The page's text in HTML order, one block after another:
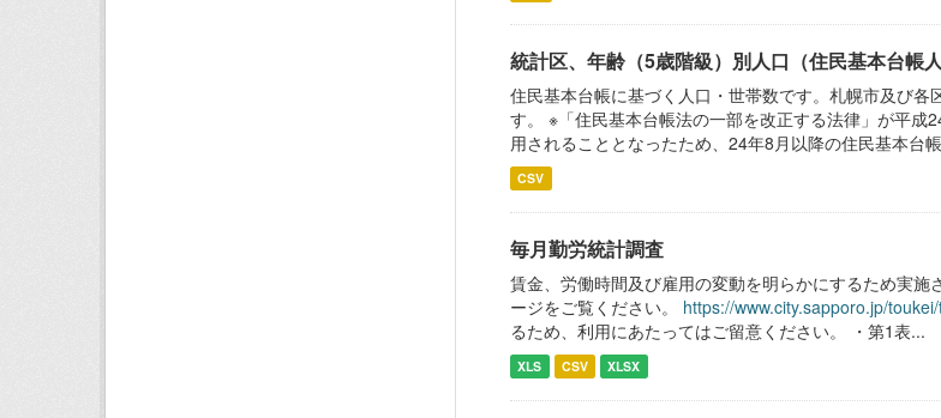
統計区、年齢（5歳階級）別人口（住民基本台帳人
住民基本台帳に基づく人口・世帯数です。札幌市及び
す。 ※「住民基本台帳法の一部を改正する法律」が平
用されることとなったため、24年8月以降の住民基本台
CSV
毎月勤労統計調査
賃金、労働時間及び雇用の変動を明らかにするため実
ージをご覧ください。 https://www.city.sapporo.jp/
るため、利用にあたってはご留意ください。 ・第1表...
XLS CSV XLSX